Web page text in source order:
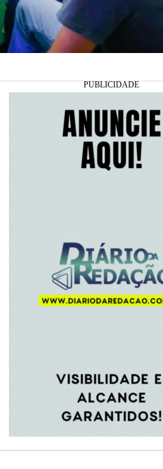
Serviços Goiás Social em